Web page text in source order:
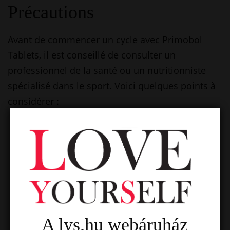
considérer :
entraîner des effets secondaires indésirables.
Surveiller les réactions de votre corps tout au
long du cycle.
Allier l’utilisation de Primobol avec une
alimentation équilibrée et un programme
A lys.hu webáruház